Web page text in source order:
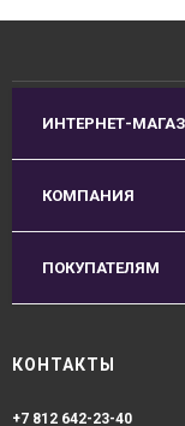
ИНТЕРНЕТ-
КОМПАНИЯ
ПОКУПАТЕЛЯМ
КОНТАКТЫ
+7 812 642-23-40